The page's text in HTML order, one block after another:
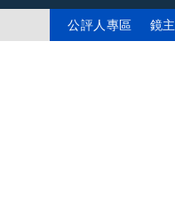
公評人專區 鏡